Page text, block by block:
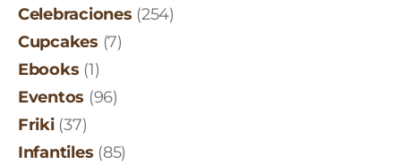
Celebraciones (254)
Cupcakes (7)
Ebooks (1)
Eventos (96)
Friki(37)
Infantiles (85)